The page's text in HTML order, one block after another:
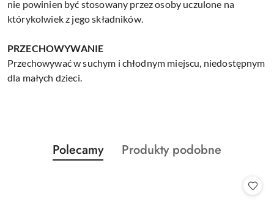
nie powinien być stosowany przez osoby uczulone na
którykolwiek z jego składników.
PRZECHOWYWANIE
Przechowywać w suchym i chłodnym miejscu, niedostępnym
dla małych dzieci.
Pomiń karuzelę produktów
Produkty
o
Polecamy
Produkty
Produkty podobne